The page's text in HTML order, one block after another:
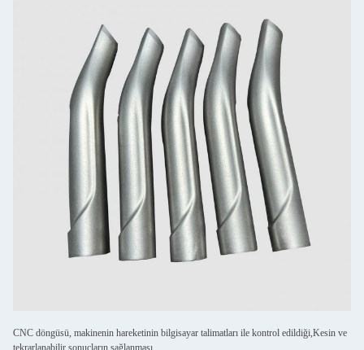
CNC döngüsü, makinenin hareketinin bilgisayar talimatları ile kontrol edildiği,Kesin ve
tekrarlanabilir sonuçların sağlanması.